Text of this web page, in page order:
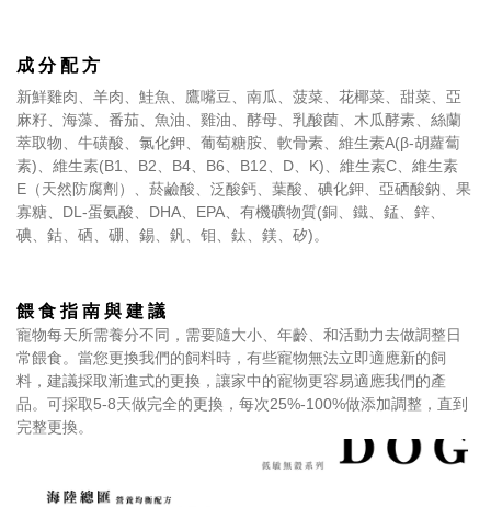
成 分 配 方
新鮮雞肉、羊肉、鮭魚、鷹嘴豆、南瓜、菠菜、花椰菜、甜菜、亞
麻籽、海藻、番茄、魚油、雞油、酵母、乳酸菌、木瓜酵素、絲蘭
萃取物、牛磺酸、氯化鉀、葡萄糖胺、軟骨素、維生素A(β-胡蘿蔔
素)、維生素(B1、B2、B4、B6、B12、D、K)、維生素C、維生素
E（天然防腐劑）、菸鹼酸、泛酸鈣、葉酸、碘化鉀、亞硒酸鈉、果
寡糖、DL-蛋氨酸、DHA、EPA、有機礦物質(銅、鐵、錳、鋅、
碘、鈷、硒、硼、錫、釩、钼、鈦、鎂、矽)。
餵 食 指 南 與 建 議
寵物每天所需養分不同，需要隨大小、年齡、和活動力去做調整日
常餵食。當您更換我們的飼料時，有些寵物無法立即適應新的飼
料，建議採取漸進式的更換，讓家中的寵物更容易適應我們的產
品。可採取5-8天做完全的更換，每次25%-100%做添加調整，直到
完整更換。